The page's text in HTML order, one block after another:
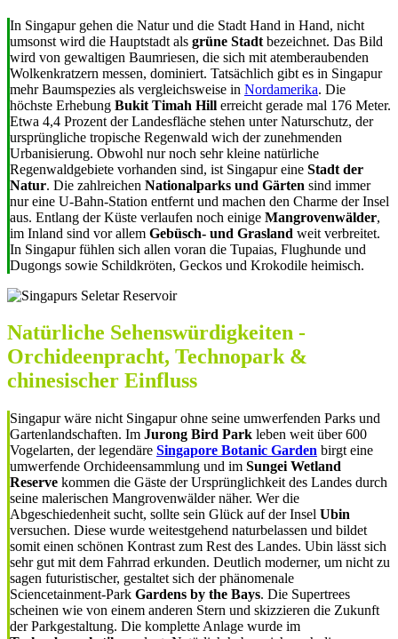
In Singapur gehen die Natur und die Stadt Hand in Hand, nicht
umsonst wird die Hauptstadt als grüne Stadt bezeichnet. Das Bild
wird von gewaltigen Baumriesen, die sich mit atemberaubenden
Wolkenkratzern messen, dominiert. Tatsächlich gibt es in Singapur
mehr Baumspezies als vergleichsweise in Nordamerika. Die
höchste Erhebung Bukit Timah Hill erreicht gerade mal 176 Meter.
Etwa 4,4 Prozent der Landesfläche stehen unter Naturschutz, der
ursprüngliche tropische Regenwald wich der zunehmenden
Urbanisierung. Obwohl nur noch sehr kleine natürliche
Regenwaldgebiete vorhanden sind, ist Singapur eine Stadt der
Natur. Die zahlreichen Nationalparks und Gärten sind immer
nur eine U-Bahn-Station entfernt und machen den Charme der Insel
aus. Entlang der Küste verlaufen noch einige Mangrovenwälder,
im Inland sind vor allem Gebüsch- und Grasland weit verbreitet.
In Singapur fühlen sich allen voran die Tupaias, Flughunde und
Dugongs sowie Schildkröten, Geckos und Krokodile heimisch.
Natürliche Sehenswürdigkeiten -
Orchideenpracht, Technopark &
chinesischer Einfluss
Singapur wäre nicht Singapur ohne seine umwerfenden Parks und
Gartenlandschaften. Im Jurong Bird Park leben weit über 600
Vogelarten, der legendäre Singapore Botanic Garden birgt eine
umwerfende Orchideensammlung und im Sungei Wetland
Reserve kommen die Gäste der Ursprünglichkeit des Landes durch
seine malerischen Mangrovenwälder näher. Wer die
Abgeschiedenheit sucht, sollte sein Glück auf der Insel Ubin
versuchen. Diese wurde weitestgehend naturbelassen und bildet
somit einen schönen Kontrast zum Rest des Landes. Ubin lässt sich
sehr gut mit dem Fahrrad erkunden. Deutlich moderner, um nicht zu
sagen futuristischer, gestaltet sich der phänomenale
Sciencetainment-Park Gardens by the Bays. Die Supertrees
scheinen wie von einem anderen Stern und skizzieren die Zukunft
der Parkgestaltung. Die komplette Anlage wurde im